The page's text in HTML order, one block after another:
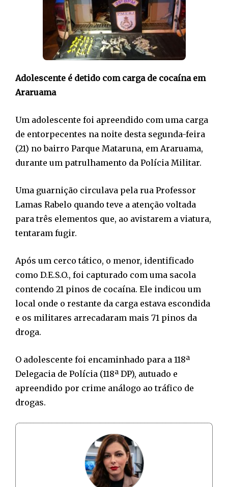
Adolescente é detido com carga de cocaína em
Araruama
Um adolescente foi apreendido com uma carga
de entorpecentes na noite desta segunda-feira
(21) no bairro Parque Mataruna, em Araruama,
durante um patrulhamento da Polícia Militar.
Uma guarnição circulava pela rua Professor
Lamas Rabelo quando teve a atenção voltada
para três elementos que, ao avistarem a viatura,
tentaram fugir.
Após um cerco tático, o menor, identificado
como D.E.S.O., foi capturado com uma sacola
contendo 21 pinos de cocaína. Ele indicou um
local onde o restante da carga estava escondida
e os militares arrecadaram mais 71 pinos da
droga.
O adolescente foi encaminhado para a 118ª
Delegacia de Polícia (118ª DP), autuado e
apreendido por crime análogo ao tráfico de
drogas.